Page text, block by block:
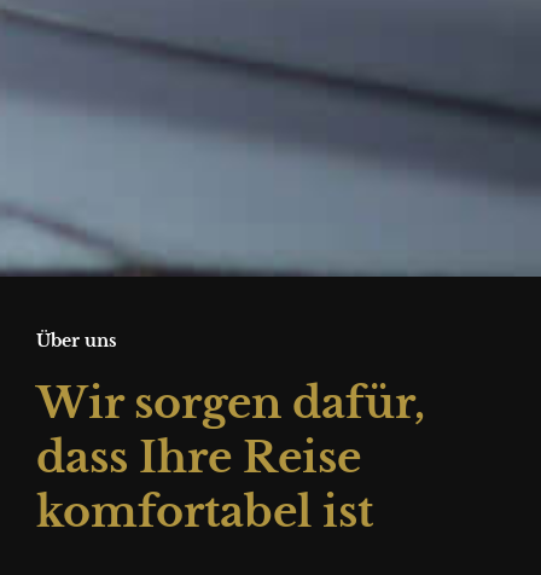
Über uns
Wir sorgen dafür,
dass Ihre Reise
komfortabel ist